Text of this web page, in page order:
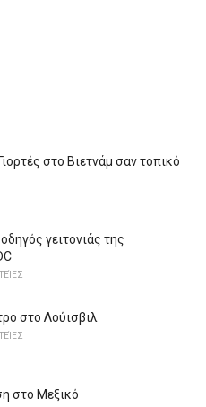
στο Βιετνάμ σαν τοπικό
γειτονιάς της
στο Λούισβιλ
στο Μεξικό